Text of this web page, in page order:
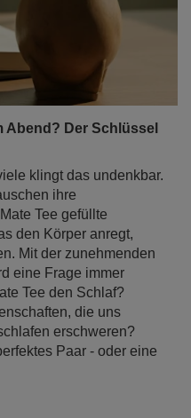
Abend? Der Schlüssel
klingt das undenkbar.
ihre
Tee gefüllte
den Körper anregt,
Mit der zunehmenden
eine Frage immer
Tee den Schlaf?
die uns
erschweren?
Paar - oder eine